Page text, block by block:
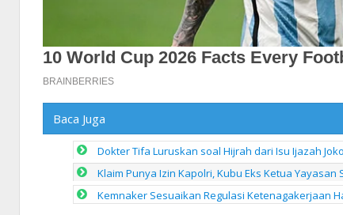
Baca Juga
Dokter Tifa Luruskan soal Hijrah dari Isu Ijazah
Klaim Punya Izin Kapolri, Kubu Eks Ketua
Kemnaker Sesuaikan Regulasi Ketenagakerjaan